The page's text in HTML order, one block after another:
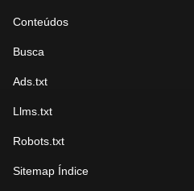
Conteúdos
Busca
Ads.txt
Llms.txt
Robots.txt
Sitemap Índice